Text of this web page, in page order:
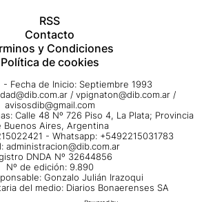
RSS
Contacto
y Condiciones
Política de cookies
- Fecha de Inicio: Septiembre 1993
/ vpignaton@dib.com.ar /
avisosdib@gmail.com
Calle 48 Nº 726 Piso 4, La Plata; Provincia
Buenos Aires, Argentina
- Whatsapp: +5492215031783
administracion@dib.com.ar
DNDA Nº 32644856
Nº de edición: 9.890
Gonzalo Julián Irazoqui
del medio: Diarios Bonaerenses SA